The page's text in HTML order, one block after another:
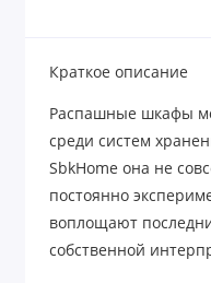
Краткое описание
Распашные шкафы
среди систем
SbkHome она не
постоянно
воплощают
собственной